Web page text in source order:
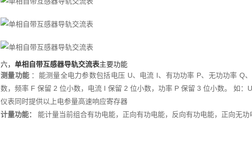
六， 单相自带互感器导轨交流表主要功能
测量功能 ：能测量全电力参数包括电压 U、电流 I、有功功率 P、无功功率 Q
数，频率 F 保留 2 位小数，电流 I 保留 2 位小数，功率 P 保留 3 位小数。 如
仪表同时提供以上电参量高速响应寄存器
计量功能：
能计量当前组合有功电能，正向有功电能，反向有功电能，正向无